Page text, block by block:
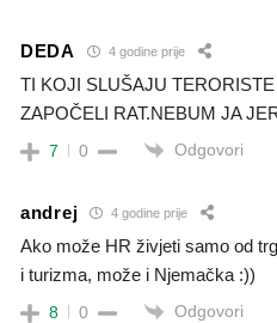
DEDA 4 godine prije
TI KOJI SLUŠAJU
ZAPOČELI RAT.NEBUM JA
7 0 Odgovori
andrej 4 godine prije
Ako može HR živjeti samo od
i turizma, može i Njemačka :))
8 0 Odgovori